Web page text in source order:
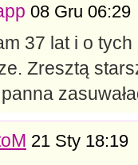
08 Gru 06:29
37 lat i o
Zresztą
21 Sty 18:19